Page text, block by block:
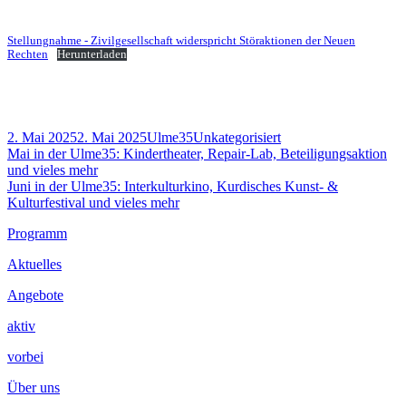
Stellungnahme - Zivilgesellschaft widerspricht Störaktionen der Neuen
Rechten
Herunterladen
Veröffentlicht
am
2. Mai 20252. Mai 2025Autor
Ulme35Kategorien
Unkategorisiert
Beitragsnavigation
Vorheriger
Beitrag:
Mai in der Ulme35: Kindertheater, Repair-Lab, Beteiligungsaktion
und vieles mehr
Nächster
Beitrag
Juni in der Ulme35: Interkulturkino, Kurdisches Kunst- &
Kulturfestival und vieles mehr
Footer
Inhalt
Programm
Aktuelles
Angebote
aktiv
vorbei
Über uns